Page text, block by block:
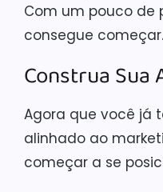
Com um pouco de
consegue começar.
Construa
Agora que você já
alinhado ao
começar a se